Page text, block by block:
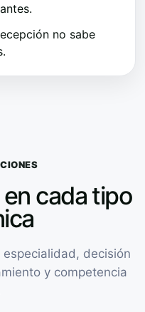
no sabe
cada tipo
decisión
y competencia